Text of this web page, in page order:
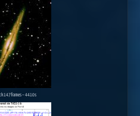
147frames – 4410s